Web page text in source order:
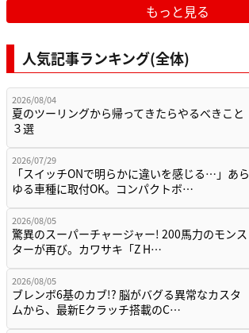
もっと見る
人気記事ランキング(全体)
2026/08/04
夏のツーリングから帰ってきたらやるべきこと
３選
2026/07/29
「スイッチONで明らかに違いを感じる…」あら
ゆる車種に取付OK。コンパクトボ…
2026/08/05
驚異のスーパーチャージャー! 200馬力のモンス
ターが再び。カワサキ「Z H…
2026/08/05
ブレンボ6基のカブ!? 脳がバグる異常なカスタ
ムから、最新Eクラッチ搭載のC…